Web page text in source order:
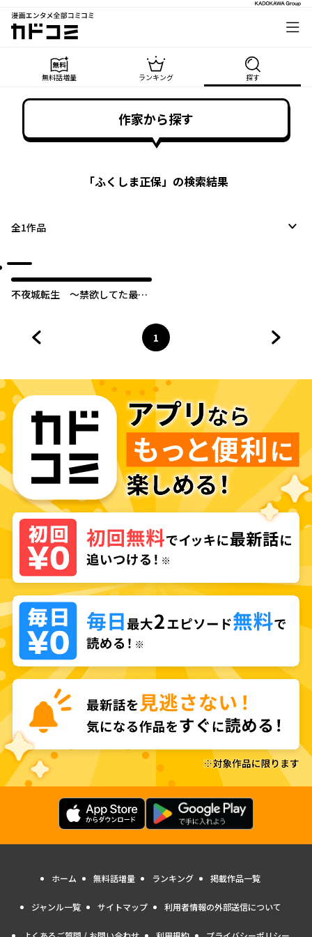
漫画エンタメ全部コミコミ
カドコミ
無料話増量 ランキング 探す
作家から探す
「ふくしま正保」の検索結果
全1作品
​不夜城転生 ～禁欲してた最強
ページ
1
へ
ホーム 無料話増量 ランキング 掲載作品一覧
ジャンル一覧 サイトマップ 利用者情報の外部送信について